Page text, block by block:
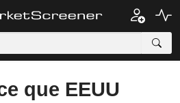
que EEUU